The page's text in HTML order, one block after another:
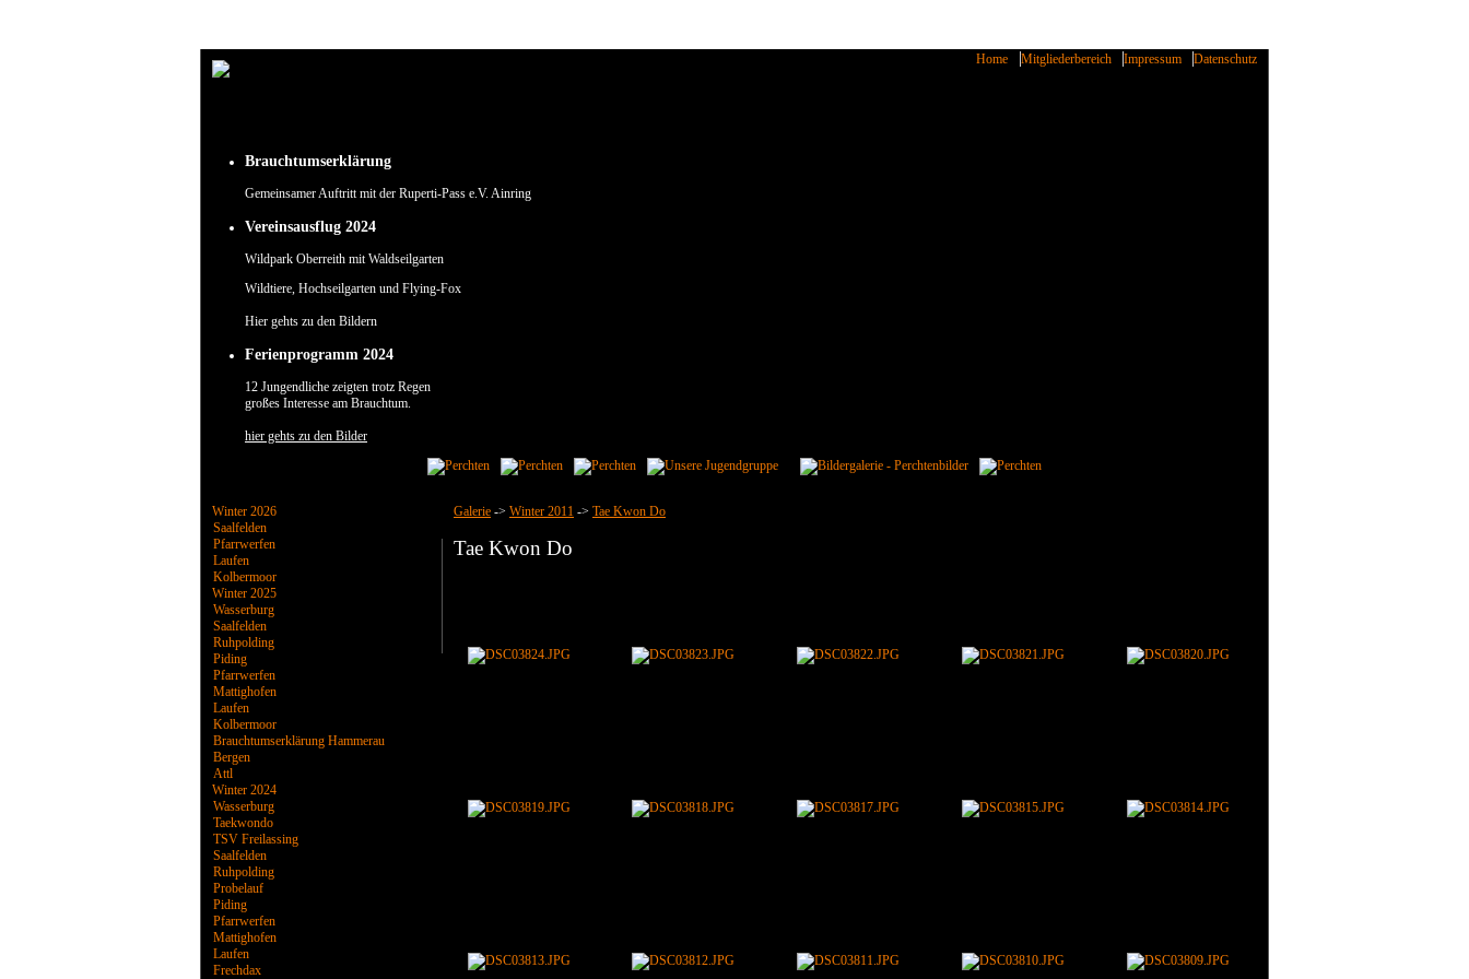
Home
Mitgliederbereich Impressum Datenschutz
Brauchtumserklärung
Gemeinsamer Auftritt mit der Ruperti-Pass e.V. Ainring
Vereinsausflug 2024
Wildpark Oberreith mit Waldseilgarten
Wildtiere, Hochseilgarten und Flying-Fox
Hier gehts zu den Bildern
Ferienprogramm 2024
12 Jungendliche zeigten trotz Regen
großes Interesse am Brauchtum.
hier gehts zu den Bilder
Winter 2026
Saalfelden
Pfarrwerfen
Laufen
Kolbermoor
Winter 2025
Wasserburg
Saalfelden
Ruhpolding
Piding
Pfarrwerfen
Mattighofen
Laufen
Kolbermoor
Brauchtumserklärung Hammerau
Bergen
Attl
Winter 2024
Wasserburg
Taekwondo
TSV Freilassing
Saalfelden
Ruhpolding
Probelauf
Piding
Pfarrwerfen
Mattighofen
Laufen
Frechdax
Galerie -> Winter 2011 -> Tae Kwon Do
Tae Kwon Do